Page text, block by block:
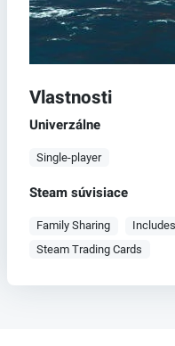
Vlastnosti
Univerzálne
Single-player
Steam súvisiace
Family Sharing
Steam Trading Cards